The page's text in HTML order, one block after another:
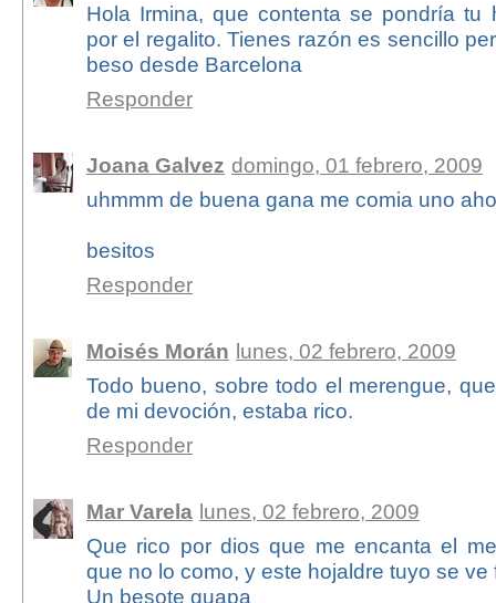
Hola Irmina, que contenta se pondría tu
por el regalito. Tienes razón es sencillo
beso desde Barcelona
Responder
Joana Galvez domingo, 01 febrero, 2009
uhmmm de buena gana me comia uno
besitos
Responder
Moisés Morán lunes, 02 febrero, 2009
Todo bueno, sobre todo el merengue,
de mi devoción, estaba rico.
Responder
Mar Varela lunes, 02 febrero, 2009
Que rico por dios que me encanta el
que no lo como, y este hojaldre tuyo se ve
Un besote guapa